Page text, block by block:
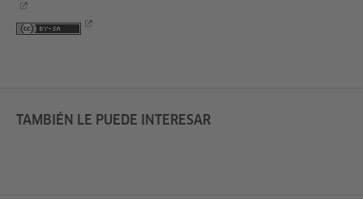
TAMBIÉN LE PUEDE INTERESAR